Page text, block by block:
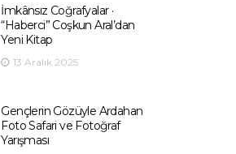
İmkânsız Coğrafyalar ·
“Haberci” Coşkun Aral’dan
Yeni Kitap
13 Aralık 2025
Gençlerin Gözüyle Ardahan
Foto Safari ve Fotoğraf
Yarışması